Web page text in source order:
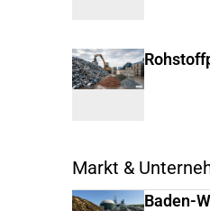
Markt &
Baden-